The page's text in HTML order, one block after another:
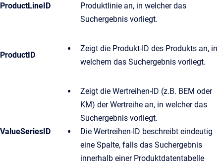
ProductLineID
Produktlinie an, in welcher das
Suchergebnis vorliegt.
ProductID
Zeigt die Produkt-ID des Produkts an, in
welchem das Suchergebnis vorliegt.
ValueSeriesID
Zeigt die Wertreihen-ID (z.B. BEM oder
KM) der Wertreihe an, in welcher das
Suchergebnis vorliegt.
Die Wertreihen-ID beschreibt eindeutig
eine Spalte, falls das Suchergebnis
innerhalb einer Produktdatentabelle